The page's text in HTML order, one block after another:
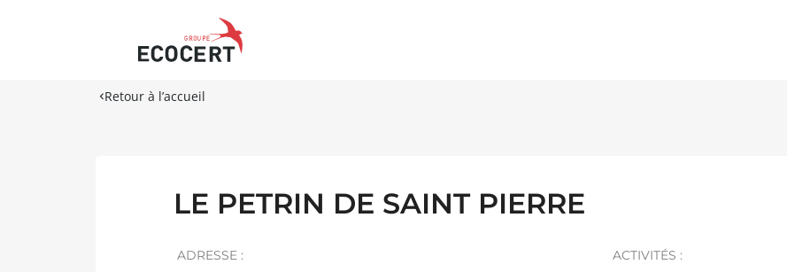
Retour à l’accueil
LE PETRIN DE SAINT PIERRE
ADRESSE : ACTIVITÉS :